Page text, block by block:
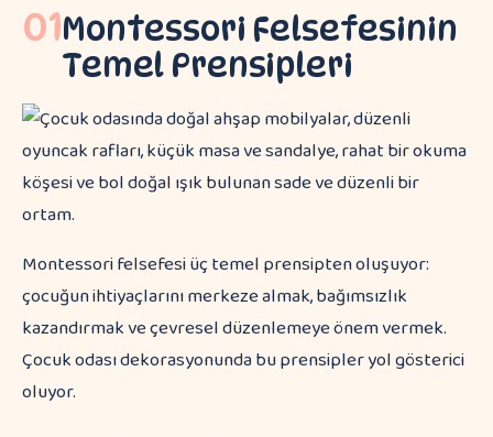
01Montessori Felsefesinin
Temel Prensipleri
Montessori felsefesi üç temel prensipten oluşuyor:
çocuğun ihtiyaçlarını merkeze almak, bağımsızlık
kazandırmak ve çevresel düzenlemeye önem vermek.
Çocuk odası dekorasyonunda bu prensipler yol gösterici
oluyor.